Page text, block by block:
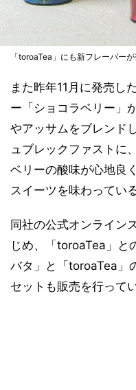
「toroaTea」にも新フレーバー
また昨年11月に発売し
ー「ショコラベリー」
やアッサムをブレンド
ュブレックファストに
ベリーの酸味が心地良
スイーツを味わってい
同社の公式オンライン
じめ、「toroaTea」と
バタ」と「toroaTea」
セットも販売を行ってい